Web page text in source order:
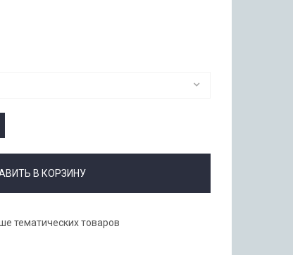
В КОРЗИНУ
тематических товаров